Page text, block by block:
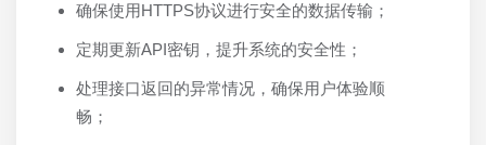
确保使用HTTPS协议进行安全的数据传输；
定期更新API密钥，提升系统的安全性；
处理接口返回的异常情况，确保用户体验顺
畅；